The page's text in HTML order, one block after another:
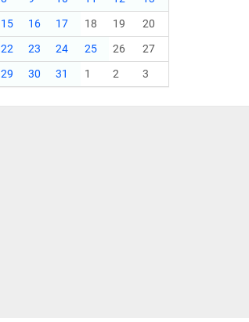
15 16 17 18 19
20
22 23 24 25 26
27
29 30 31 1 2 3